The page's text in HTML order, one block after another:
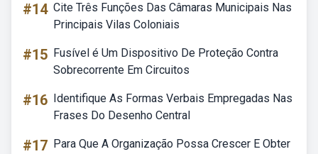
#14 Cite Três Funções Das Câmaras Municipais Nas
Principais Vilas Coloniais
#15 Fusível é Um Dispositivo De Proteção Contra
Sobrecorrente Em Circuitos
#16 Identifique As Formas Verbais Empregadas Nas
Frases Do Desenho Central
#17 Para Que A Organização Possa Crescer E Obter